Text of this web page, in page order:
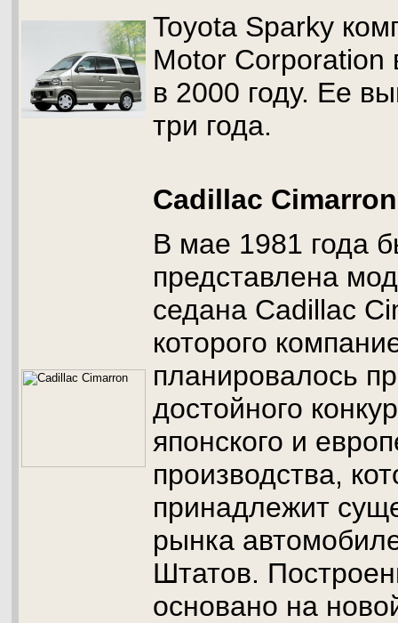
Toyota Sparky
Motor
в 2000 году. Ее
три года.
Cadillac Cimarron
В мае 1981 года
представлена
седана Cadillac
которого
планировалось
достойного
японского и
производства,
принадлежит
рынка
Штатов.
основано на